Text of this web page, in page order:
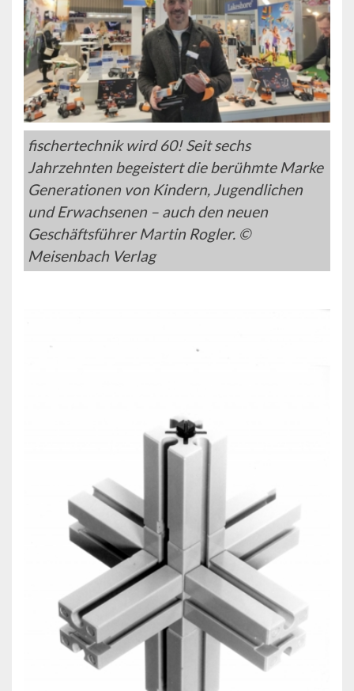
fischertechnik wird 60! Seit sechs
Jahrzehnten begeistert die berühmte Marke
Generationen von Kindern, Jugendlichen
und Erwachsenen – auch den neuen
Geschäftsführer Martin Rogler. ©
Meisenbach Verlag